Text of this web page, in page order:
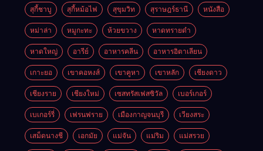
สุกี้ชาบู สุกี้หม้อไฟ สุขุมวิท สุราษฎร์ธานี หนังสือ
หม่าล่า หมูกะทะ ห้วยขวาง หาดทรายดำ
หาดใหญ่ อารีย์ อาหารคลีน อาหารอิตาเลียน
เกาะยอ เขาคอหงส์ เขาคูหา เขาหลัก เชียงดาว
เชียงราย เชียงใหม่ เซสทรัสเฟสซิวัล เบอร์เกอร์
เบเกอร์รี่ เฟรนฟราย เมืองกาญจนบุรี เวียงสระ
เสม็ดนางชี เอกมัย แม่จัน แม่ริม แม่สรวย